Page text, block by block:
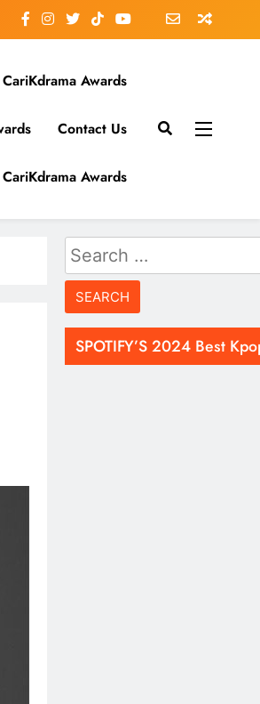
Awards
Contact Us
Awards
Search
for:
SPOTIFY’S 2024 Best